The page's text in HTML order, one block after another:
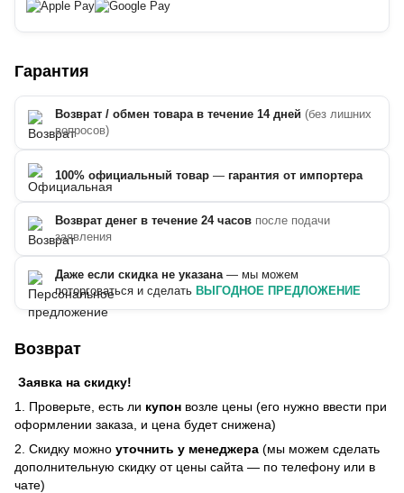
Гарантия
Возврат / обмен товара в течение 14 дней (без лишних
вопросов)
100% официальный товар — гарантия от импортера
Возврат денег в течение 24 часов после подачи
заявления
Даже если скидка не указана — мы можем
поторговаться и сделать ВЫГОДНОЕ ПРЕДЛОЖЕНИЕ
Возврат
Заявка на скидку!
1. Проверьте, есть ли купон возле цены (его нужно ввести при
оформлении заказа, и цена будет снижена)
2. Скидку можно уточнить у менеджера (мы можем сделать
дополнительную скидку от цены сайта — по телефону или в
чате)